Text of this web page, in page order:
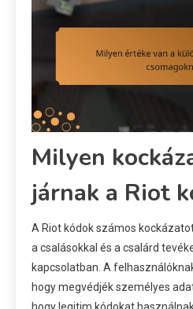
Milyen
járnak a Riot
A Riot kódok számos
a csalásokkal és a csalárd
kapcsolatban. A
hogy megvédjék személyes
hogy legitim kódokat